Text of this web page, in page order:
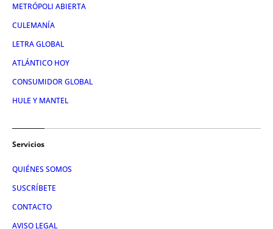
METRÓPOLI ABIERTA
CULEMANÍA
LETRA GLOBAL
ATLÁNTICO HOY
CONSUMIDOR GLOBAL
HULE Y MANTEL
Servicios
QUIÉNES SOMOS
SUSCRÍBETE
CONTACTO
AVISO LEGAL